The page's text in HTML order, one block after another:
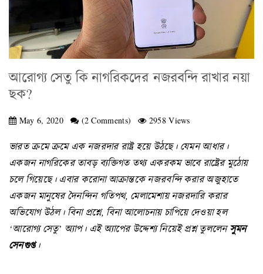
আরোগ্য সেতু কি নাগরিকদের নজরবন্দি রাখার নয়া
ছক?
May 6, 2020 (2 Comments) 2958 Views
ভারতক্রমেক্রমেএক নজরদাররাষ্ট্রহয়ে উঠছে। যেমনআধার।
একজননাগরিকেরতাবড়ব্যক্তিগততথ্যএকরকমভাবেরাষ্ট্রেরমুঠোয়
চলেগিয়েছে। এবারকরোনাআক্রান্তকেনজরবন্দিকরারঅজুহাতে
একজনমানুষেরদৈনন্দিনগতিপথ, মেলামেশায়নজরদারিকরার
অভিযোগউঠল। বিনাপ্রশ্নে, বিনাআলোচনায় চাপিয়েদেওয়াহল
‘আরোগ্যসেতু’ অ্যাপ। এইঅ্যাপেরউদ্দেশ্যনিয়েইপ্রশ্নতুললেনসুমন
সেনগুপ্ত।